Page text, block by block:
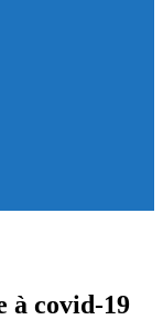
à covid-19